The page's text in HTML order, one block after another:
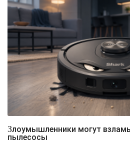
Злоумышленники могут взламывать роботы-
пылесосы